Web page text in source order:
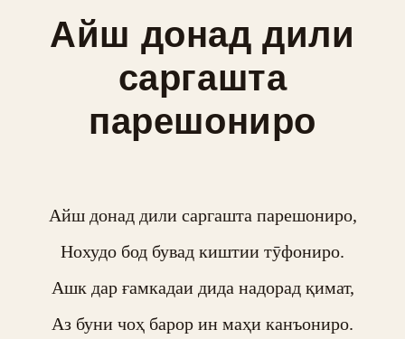
Айш донад дили
саргашта
парешониро
Айш донад дили саргашта парешониро,
Нохудо бод бувад киштии тӯфониро.
Ашк дар ғамкадаи дида надорад қимат,
Аз буни чоҳ барор ин маҳи канъониро.